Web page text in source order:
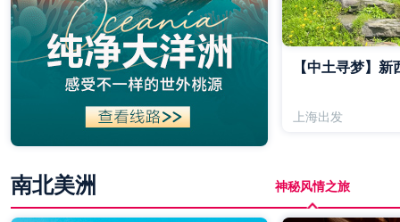
【中土寻梦】
上海出发
南北美洲 神秘风情之旅